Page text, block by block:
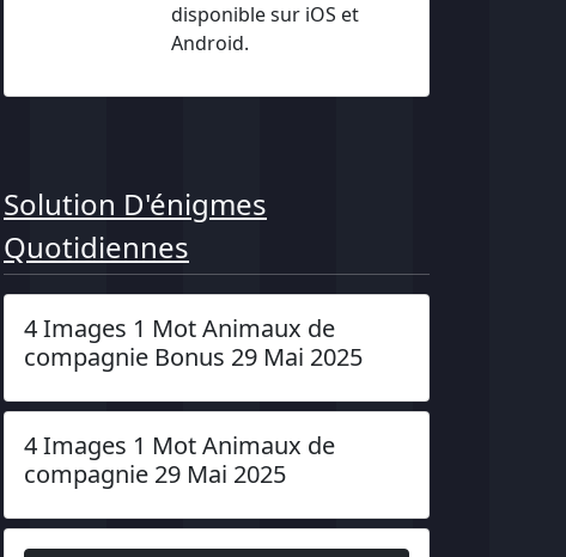
disponible sur iOS et
Android.
Solution D'énigmes
Quotidiennes
4 Images 1 Mot Animaux de
compagnie Bonus 29 Mai 2025
4 Images 1 Mot Animaux de
compagnie 29 Mai 2025